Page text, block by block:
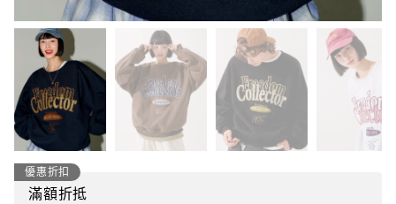
優惠折扣
滿額折抵